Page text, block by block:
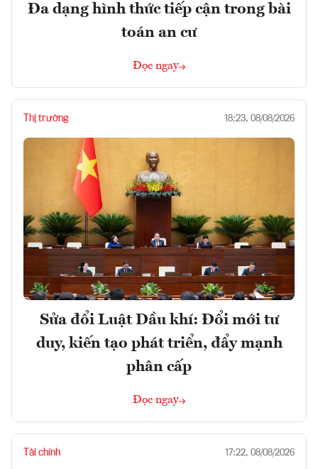
Đa dạng hình thức tiếp cận trong bài
toán an cư
Đọc ngay
Thị trường 18:23, 08/08/2026
Sửa đổi Luật Dầu khí: Đổi mới tư
duy, kiến tạo phát triển, đẩy mạnh
phân cấp
Đọc ngay
Tài chính 17:22, 08/08/2026